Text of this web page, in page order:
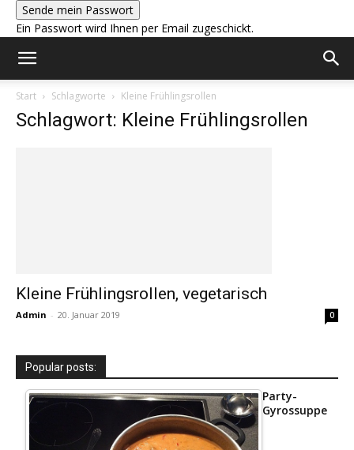
Ein Passwort wird Ihnen per Email zugeschickt.
Start Schlagworte Kleine Frühlingsrollen
Schlagwort: Kleine Frühlingsrollen
Kleine Frühlingsrollen, vegetarisch
Admin - 20. Januar 2019 0
Popular posts:
Party-
Gyrossuppe